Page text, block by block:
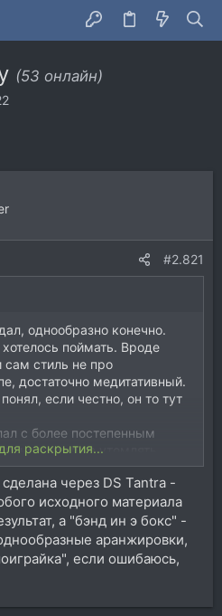
(53 онлайн)
#2.821
однообразно конечно.
поймать. Вроде
сам стиль не про
достаточно медитативный.
если честно, он то тут
с более постепенным
но решил не утомлять
раз уж пока только
раскрытия...
через DS Tantra -
исходного материала
а "бэнд ин э бокс" -
аранжировки,
если ошибаюсь,